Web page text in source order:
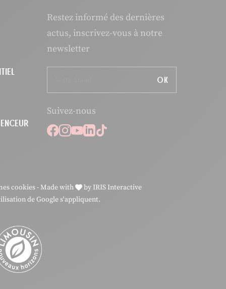
Restez informé des dernières
actus, inscrivez-vous à notre
newsletter
OK
Suivez-nous
Suivez-nous sur Facebook
Suivez-nous sur Instagram
Suivez-nous sur Youtube
Suivez-nous sur
cookies-Made with by IRIS Interactive
de Google s'appliquent.